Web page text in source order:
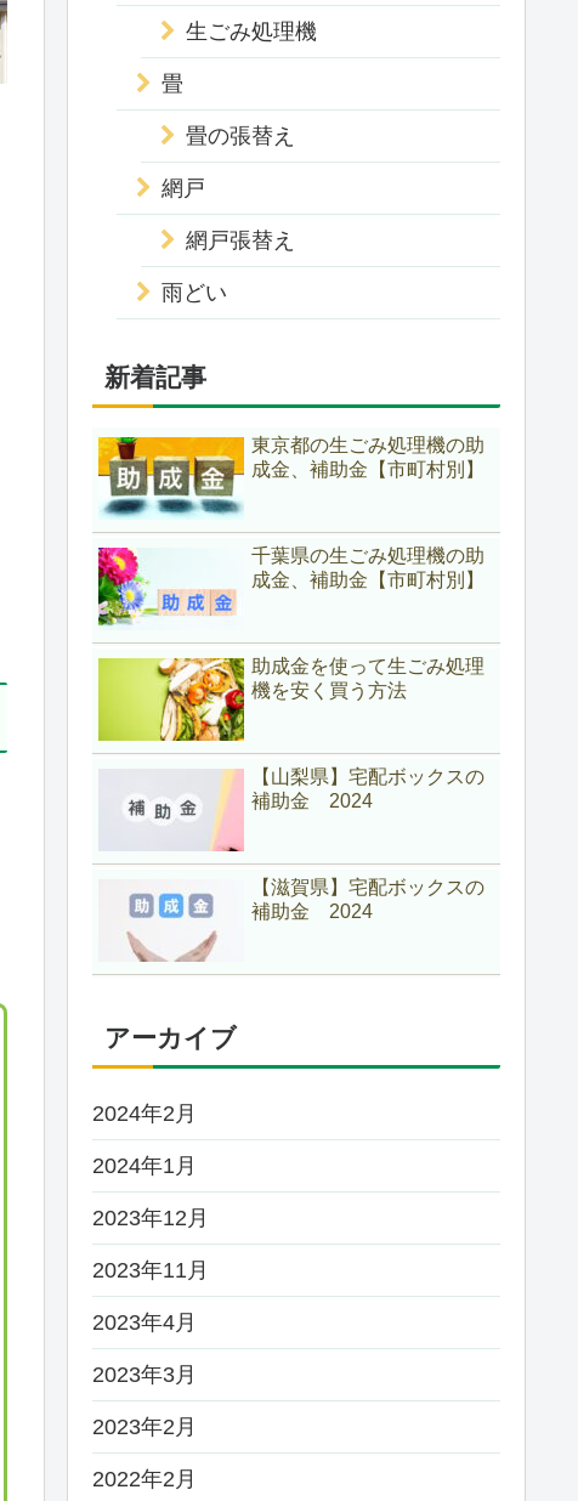
生ごみ処理機
畳
畳の張替え
網戸
網戸張替え
雨どい
新着記事
東京都の生ごみ処理機の助
成金、補助金【市町村別】
千葉県の生ごみ処理機の助
成金、補助金【市町村別】
助成金を使って生ごみ処理
機を安く買う方法
【山梨県】宅配ボックスの
補助金 2024
【滋賀県】宅配ボックスの
補助金 2024
アーカイブ
2024年2月
2024年1月
2023年12月
2023年11月
2023年4月
2023年3月
2023年2月
2022年2月